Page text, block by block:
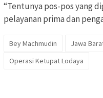
“Tentunya pos-pos yang
pelayanan prima dan
Bey Machmudin Jawa
Operasi Ketupat Lodaya